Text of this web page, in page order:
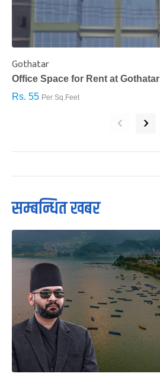
Gothatar
Office Space for Rent at Gothatar
Rs. 55 Per Sq.Feet
‹ ›
सम्बन्धित खबर